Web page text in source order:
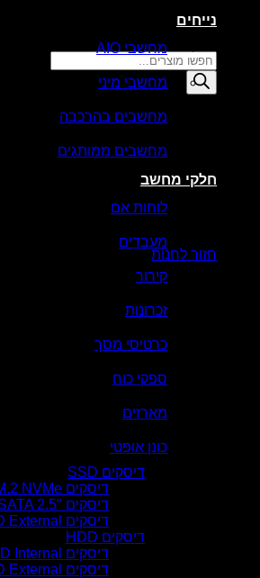
Products
search
סל קניות
חזור לחנות
נייחים
מחשבי AIO
מחשבי מיני
מחשבים בהרכבה
מחשבים ממותגים
חלקי מחשב
לוחות אם
מעבדים
קירור
זכרונות
כרטיסי מסך
ספקי כוח
מארזים
כונן אופטי
דיסקים SSD
דיסקים SSD M.2 NVMe
דיסקים SSD SATA 2.5″
דיסקים SSD External
דיסקים HDD
דיסקים HDD Internal
דיסקים HDD External